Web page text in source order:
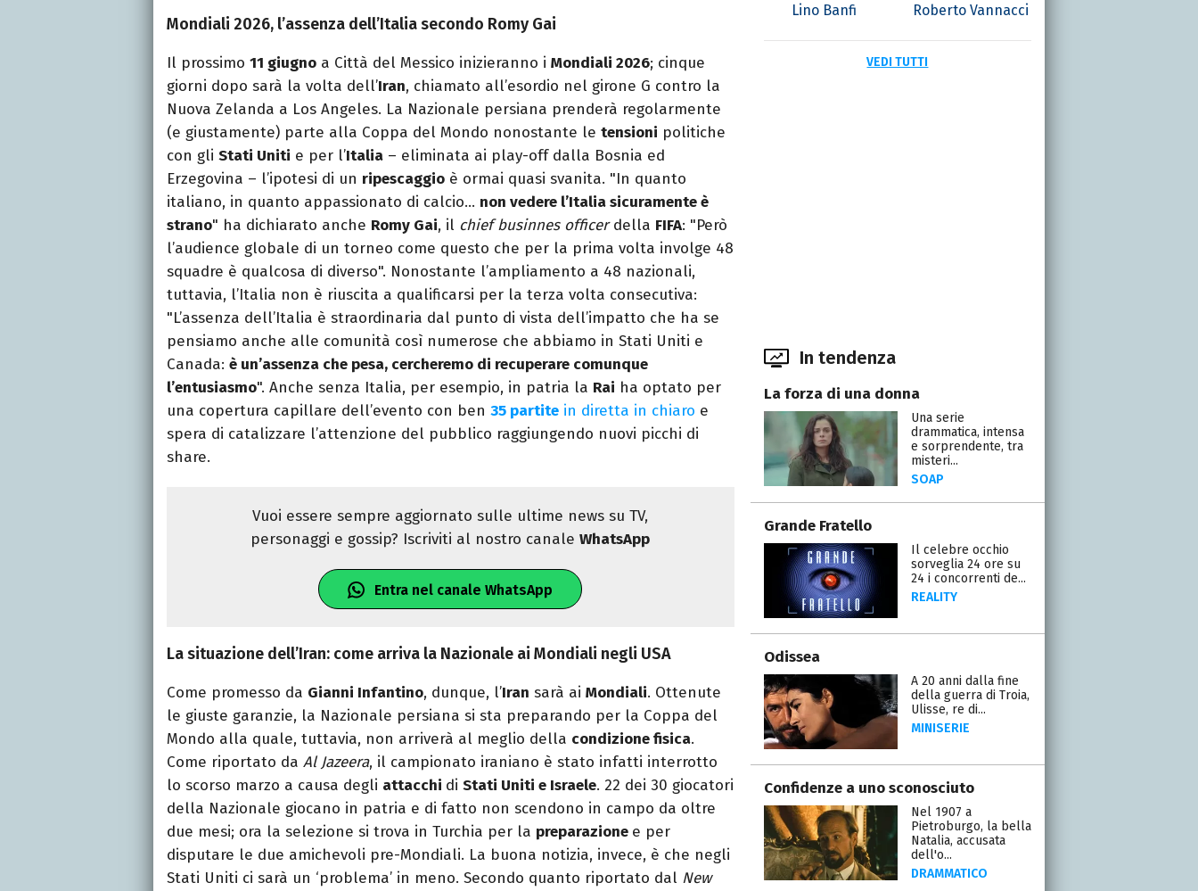
Mondiali 2026, l’assenza dell’Italia secondo Romy Gai
Il prossimo 11 giugno a Città del Messico inizieranno i Mondiali 2026; cinque
giorni dopo sarà la volta dell’Iran, chiamato all’esordio nel girone G contro la
Nuova Zelanda a Los Angeles. La Nazionale persiana prenderà regolarmente
(e giustamente) parte alla Coppa del Mondo nonostante le tensioni politiche
con gli Stati Uniti e per l’Italia – eliminata ai play-off dalla Bosnia ed
Erzegovina – l’ipotesi di un ripescaggio è ormai quasi svanita. "In quanto
italiano, in quanto appassionato di calcio… non vedere l’Italia sicuramente è
strano" ha dichiarato anche Romy Gai, il chief businnes officerdella FIFA: "Però
l’audience globale di un torneo come questo che per la prima volta involge 48
squadre è qualcosa di diverso". Nonostante l’ampliamento a 48 nazionali,
tuttavia, l’Italia non è riuscita a qualificarsi per la terza volta consecutiva:
"L’assenza dell’Italia è straordinaria dal punto di vista dell’impatto che ha se
pensiamo anche alle comunità così numerose che abbiamo in Stati Uniti e
Canada: è un’assenza che pesa, cercheremo di recuperare comunque
l’entusiasmo". Anche senza Italia, per esempio, in patria la Rai ha optato per
una copertura capillare dell’evento con ben 35 partite in diretta in chiaro e
spera di catalizzare l’attenzione del pubblico raggiungendo nuovi picchi di
share.
Vuoi essere sempre aggiornato sulle ultime news su TV,
personaggi e gossip? Iscriviti al nostro canaleWhatsApp
Entra nel canale WhatsApp
La situazione dell’Iran: come arriva la Nazionale ai Mondiali negli USA
Come promesso da Gianni Infantino, dunque, l’Iran sarà ai Mondiali. Ottenute
le giuste garanzie, la Nazionale persiana si sta preparando per la Coppa del
Mondo alla quale, tuttavia, non arriverà al meglio della condizione fisica.
Come riportato da Al Jazeera, il campionato iraniano è stato infatti interrotto
lo scorso marzo a causa degli attacchi di Stati Uniti e Israele. 22 dei 30 giocatori
della Nazionale giocano in patria e di fatto non scendono in campo da oltre
due mesi; ora la selezione si trova in Turchia per la preparazione e per
disputare le due amichevoli pre-Mondiali. La buona notizia, invece, è che negli
Stati Uniti ci sarà un ‘problema’ in meno. Secondo quanto riportato dal New
Lino Banfi Roberto Vannacci
VEDI TUTTI
In tendenza
La forza di una donna
Una serie
drammatica, intensa
e sorprendente, tra
misteri...
SOAP
Grande Fratello
Il celebre occhio
sorveglia 24 ore su
24 i concorrenti de...
REALITY
Odissea
A 20 anni dalla fine
della guerra di Troia,
Ulisse, re di...
MINISERIE
Confidenze a uno sconosciuto
Nel 1907 a
Pietroburgo, la bella
Natalia, accusata
dell'o...
DRAMMATICO